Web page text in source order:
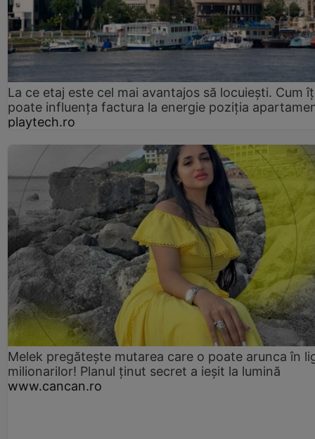
La ce etaj este cel mai avantajos să locuiești. Cum
poate influența factura la energie poziția
playtech.ro
Melek pregătește mutarea care o poate arunca în
milionarilor! Planul ținut secret a ieșit la lumină
www.cancan.ro